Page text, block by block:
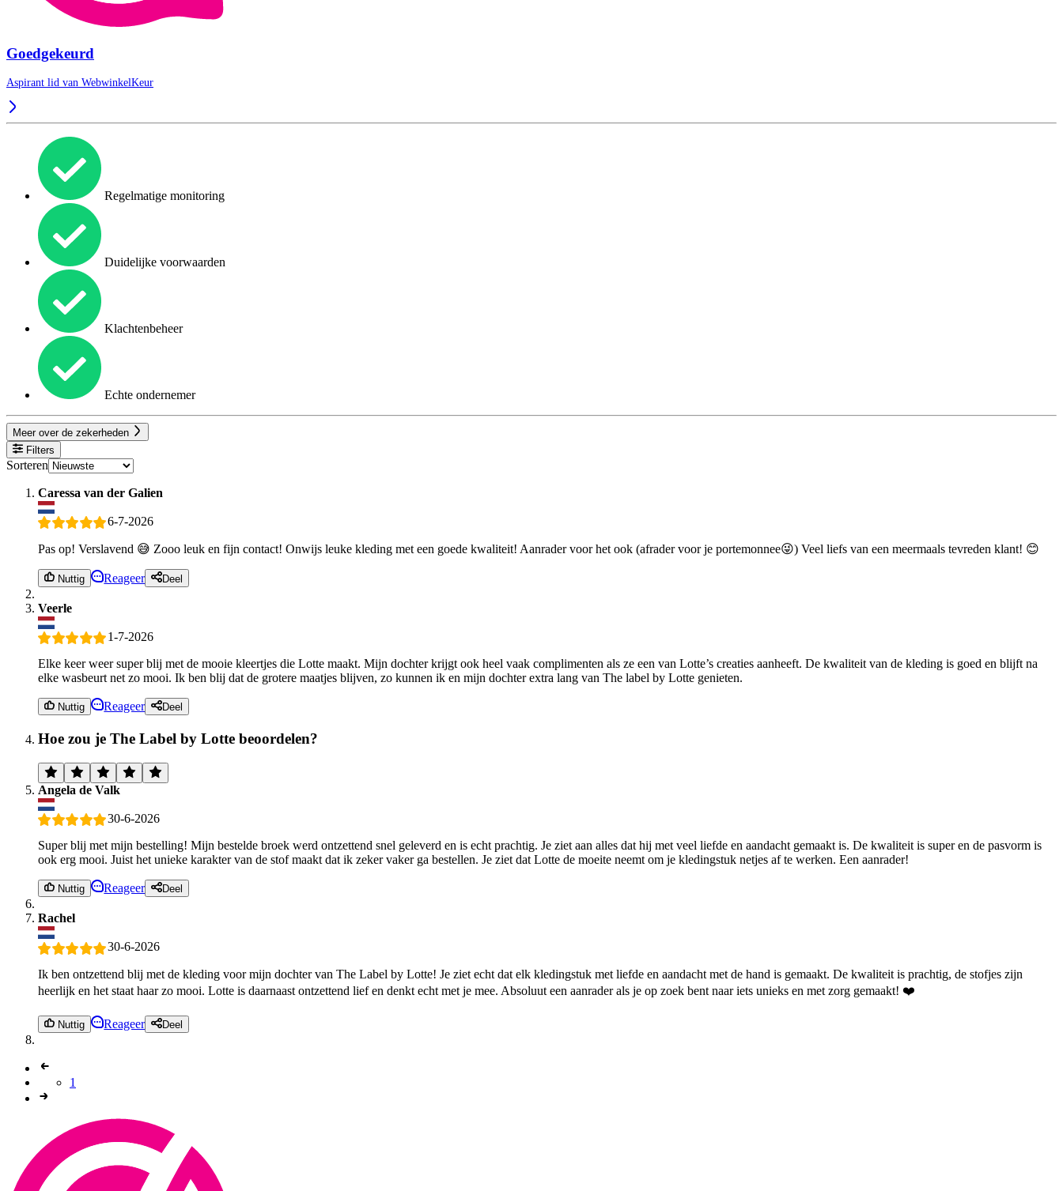
Goedgekeurd
Aspirant lid van WebwinkelKeur
Regelmatige monitoring
Duidelijke voorwaarden
Klachtenbeheer
Echte ondernemer
Meer over de zekerheden
Filters
Sorteren
Caressa van der Galien
6-7-2026
Pas op! Verslavend 😅 Zooo leuk en fijn contact! Onwijs leuke kleding met een goede kwaliteit! Aanrader voor het ook (afrader voor je portemonnee😜) Veel liefs van een meermaals tevreden klant! 😊
Nuttig Reageer Deel
Veerle
1-7-2026
Elke keer weer super blij met de mooie kleertjes die Lotte maakt. Mijn dochter krijgt ook heel vaak complimenten als ze een van Lotte’s creaties aanheeft. De kwaliteit van de kleding is goed en blijft na
elke wasbeurt net zo mooi. Ik ben blij dat de grotere maatjes blijven, zo kunnen ik en mijn dochter extra lang van The label by Lotte genieten.
Nuttig Reageer Deel
Hoe zou je The Label by Lotte beoordelen?
Angela de Valk
30-6-2026
Super blij met mijn bestelling! Mijn bestelde broek werd ontzettend snel geleverd en is echt prachtig. Je ziet aan alles dat hij met veel liefde en aandacht gemaakt is. De kwaliteit is super en de pasvorm is
ook erg mooi. Juist het unieke karakter van de stof maakt dat ik zeker vaker ga bestellen. Je ziet dat Lotte de moeite neemt om je kledingstuk netjes af te werken. Een aanrader!
Nuttig Reageer Deel
Rachel
30-6-2026
Ik ben ontzettend blij met de kleding voor mijn dochter van The Label by Lotte! Je ziet echt dat elk kledingstuk met liefde en aandacht met de hand is gemaakt. De kwaliteit is prachtig, de stofjes zijn
heerlijk en het staat haar zo mooi. Lotte is daarnaast ontzettend lief en denkt echt met je mee. Absoluut een aanrader als je op zoek bent naar iets unieks en met zorg gemaakt! ❤️
Nuttig Reageer Deel
1